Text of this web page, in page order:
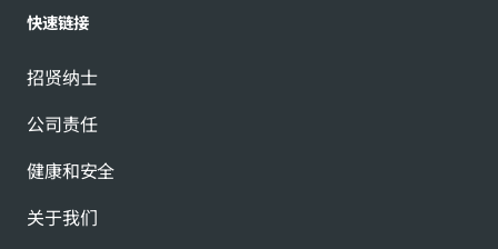
快速链接
招贤纳士
公司责任
健康和安全
关于我们